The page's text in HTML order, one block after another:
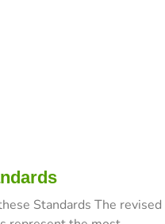
Standards The revised